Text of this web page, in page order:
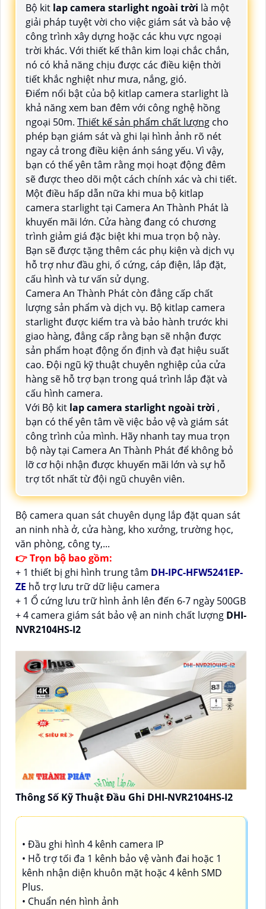
Bộ kit lap camera starlight ngoài trời là một
giải pháp tuyệt vời cho việc giám sát và bảo vệ
công trình xây dựng hoặc các khu vực ngoại
trời khác. Với thiết kế thân kim loại chắc chắn,
nó có khả năng chịu được các điều kiện thời
tiết khắc nghiệt như mưa, nắng, gió.
Điểm nổi bật của bộ kitlap camera starlight là
khả năng xem ban đêm với công nghệ hồng
ngoại 50m. Thiết kế sản phẩm chất lượng cho
phép bạn giám sát và ghi lại hình ảnh rõ nét
ngay cả trong điều kiện ánh sáng yếu. Vì vậy,
bạn có thể yên tâm rằng mọi hoạt động đêm
sẽ được theo dõi một cách chính xác và chi tiết.
Một điều hấp dẫn nữa khi mua bộ kitlap
camera starlight tại Camera An Thành Phát là
khuyến mãi lớn. Cửa hàng đang có chương
trình giảm giá đặc biệt khi mua trọn bộ này.
Bạn sẽ được tặng thêm các phụ kiện và dịch vụ
hỗ trợ như đầu ghi, ổ cứng, cáp điện, lắp đặt,
cấu hình và tư vấn sử dụng.
Camera An Thành Phát còn đẳng cấp chất
lượng sản phẩm và dịch vụ. Bộ kitlap camera
starlight được kiểm tra và bảo hành trước khi
giao hàng, đẳng cấp rằng bạn sẽ nhận được
sản phẩm hoạt động ổn định và đạt hiệu suất
cao. Đội ngũ kỹ thuật chuyên nghiệp của cửa
hàng sẽ hỗ trợ bạn trong quá trình lắp đặt và
cấu hình camera.
Với Bộ kit lap camera starlight ngoài trời ,
bạn có thể yên tâm về việc bảo vệ và giám sát
công trình của mình. Hãy nhanh tay mua trọn
bộ này tại Camera An Thành Phát để không bỏ
lỡ cơ hội nhận được khuyến mãi lớn và sự hỗ
trợ tốt nhất từ đội ngũ chuyên viên.
Bộ camera quan sát chuyên dụng lắp đặt quan sát
an ninh nhà ở, cửa hàng, kho xưởng, trường học,
văn phòng, công ty,...
👉 Trọn bộ bao gồm:
+ 1 thiết bị ghi hình trung tâm DH-IPC-HFW5241EP-
ZE hỗ trợ lưu trữ dữ liệu camera
+ 1 Ổ cứng lưu trữ hình ảnh lên đến 6-7 ngày 500GB
+ 4 camera giám sát bảo vệ an ninh chất lượng DHI-
NVR2104HS-I2
Thông Số Kỹ Thuật Đầu Ghi DHI-NVR2104HS-I2
• Đầu ghi hình 4 kênh camera IP
• Hỗ trợ tối đa 1 kênh bảo vệ vành đai hoặc 1
kênh nhận diện khuôn mặt hoặc 4 kênh SMD
Plus.
• Chuẩn nén hình ảnh